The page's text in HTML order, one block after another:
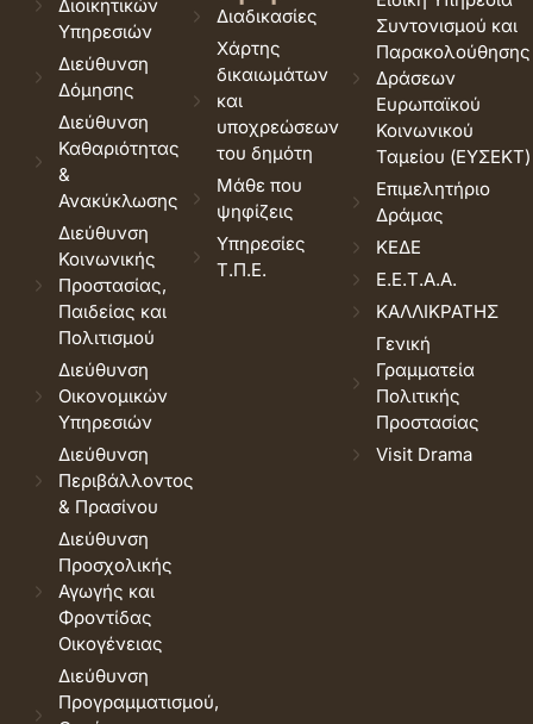
Διοικητικών
Υπηρεσιών
Διεύθυνση
Δόμησης
Διεύθυνση
Καθαριότητας
&
Ανακύκλωσης
Διεύθυνση
Κοινωνικής
Προστασίας,
Παιδείας και
Πολιτισμού
Διεύθυνση
Οικονομικών
Υπηρεσιών
Διεύθυνση
Περιβάλλοντος
& Πρασίνου
Διεύθυνση
Προσχολικής
Αγωγής και
Φροντίδας
Οικογένειας
Διεύθυνση
Προγραμματισμού,
Διαδικασίες
Χάρτης
δικαιωμάτων
και
υποχρεώσεων
του δημότη
Μάθε που
ψηφίζεις
Υπηρεσίες
Τ.Π.Ε.
Συντονισμού και
Παρακολούθησης
Δράσεων
Ευρωπαϊκού
Κοινωνικού
Ταμείου (ΕΥΣΕΚΤ)
Επιμελητήριο
Δράμας
ΚΕΔΕ
Ε.Ε.Τ.Α.Α.
ΚΑΛΛΙΚΡΑΤΗΣ
Γενική
Γραμματεία
Πολιτικής
Προστασίας
Visit Drama